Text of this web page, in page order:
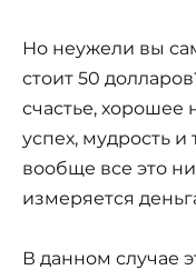
Но неужели вы
стоит 50
счастье, хорошее
успех, мудрость и
вообще все это
измеряется
В данном случае